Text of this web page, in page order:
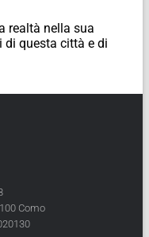
realtà nella sua
di questa città e di
Como